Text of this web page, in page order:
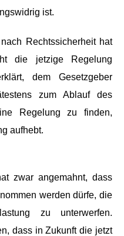
ist.
Rechtssicherheit hat
die jetzige Regelung
dem Gesetzgeber
zum Ablauf des
Regelung zu finden,
aufhebt.
zwar angemahnt, dass
werden dürfe, die
zu unterwerfen.
dass in Zukunft die jetzt